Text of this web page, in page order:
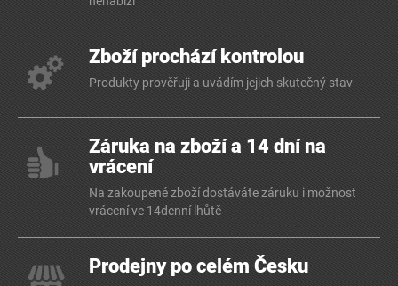
Zboží prochází kontrolou
Produkty prověřuji a uvádím jejich skutečný stav
Záruka na zboží a 14 dní na
vrácení
Na zakoupené zboží dostáváte záruku i možnost
vrácení ve 14denní lhůtě
Prodejny po celém Česku